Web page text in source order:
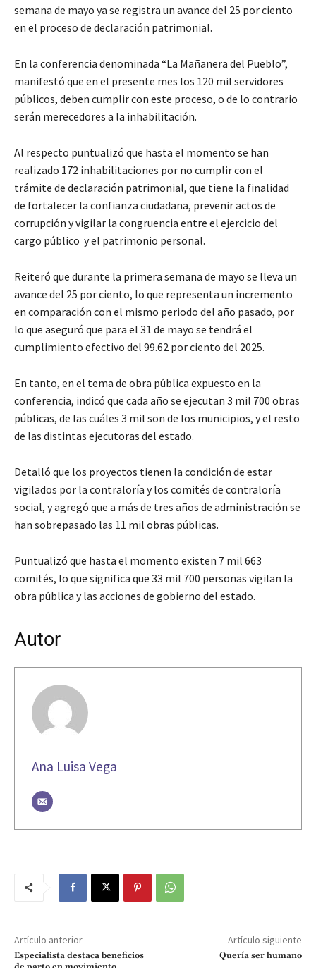
semana de mayo ya se registra un avance del 25 por ciento
en el proceso de declaración patrimonial.
En la conferencia denominada “La Mañanera del Pueblo”,
manifestó que en el presente mes los 120 mil servidores
públicos, deben cumplir con este proceso, o de lo contrario
serán merecedores a la inhabilitación.
Al respecto puntualizó que hasta el momento se han
realizado 172 inhabilitaciones por no cumplir con el
trámite de declaración patrimonial, que tiene la finalidad
de fortalecer la confianza ciudadana, prevenir actos de
corrupción y vigilar la congruencia entre el ejercicio del
cargo público y el patrimonio personal.
Reiteró que durante la primera semana de mayo se lleva un
avance del 25 por ciento, lo que representa un incremento
en comparación con el mismo periodo del año pasado, por
lo que aseguró que para el 31 de mayo se tendrá el
cumplimiento efectivo del 99.62 por ciento del 2025.
En tanto, en el tema de obra pública expuesto en la
conferencia, indicó que cada año se ejecutan 3 mil 700 obras
públicas, de las cuáles 3 mil son de los municipios, y el resto
de las distintas ejecutoras del estado.
Detalló que los proyectos tienen la condición de estar
vigilados por la contraloría y los comités de contraloría
social, y agregó que a más de tres años de administración se
han sobrepasado las 11 mil obras públicas.
Puntualizó que hasta el momento existen 7 mil 663
comités, lo que significa que 33 mil 700 personas vigilan la
obra pública y las acciones de gobierno del estado.
Autor
Ana Luisa Vega
Artículo anterior
Especialista destaca beneficios
Artículo siguiente
Quería ser humano